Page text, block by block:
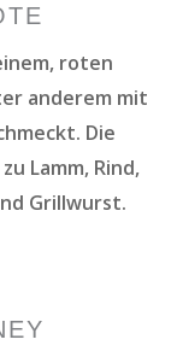
roten
anderem mit
Die
Lamm, Rind,
Grillwurst.